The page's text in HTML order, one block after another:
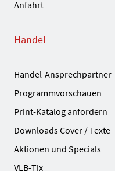
Anfahrt
Handel
Handel-Ansprechpartner
Programmvorschauen
Print-Katalog anfordern
Downloads Cover / Texte
Aktionen und Specials
VLB-Tix